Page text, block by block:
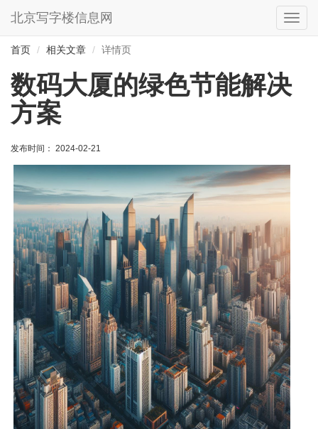
切
换
北京写字楼信息网
首页 相关文章 详情页
数码大厦的绿色节能解决
方案
发布时间： 2024-02-21